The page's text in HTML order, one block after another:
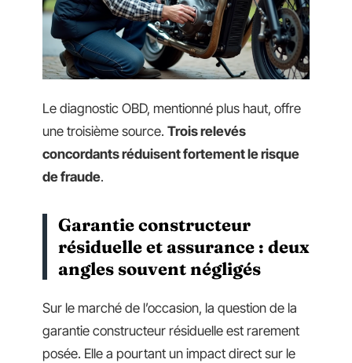
Le diagnostic OBD, mentionné plus haut, offre
une troisième source. Trois relevés
concordants réduisent fortement le risque
de fraude.
Garantie constructeur
résiduelle et assurance : deux
angles souvent négligés
Sur le marché de l’occasion, la question de la
garantie constructeur résiduelle est rarement
posée. Elle a pourtant un impact direct sur le